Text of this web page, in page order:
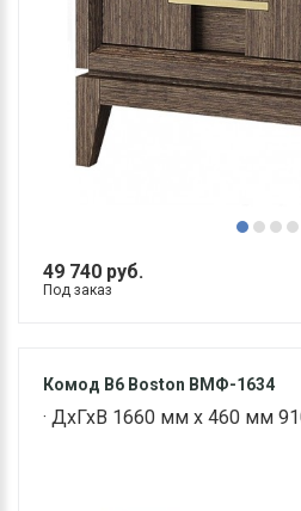
49 740 руб.
Под заказ
Комод В6 Boston ВМФ-1634
· ДхГхВ 1660 мм х 460 мм